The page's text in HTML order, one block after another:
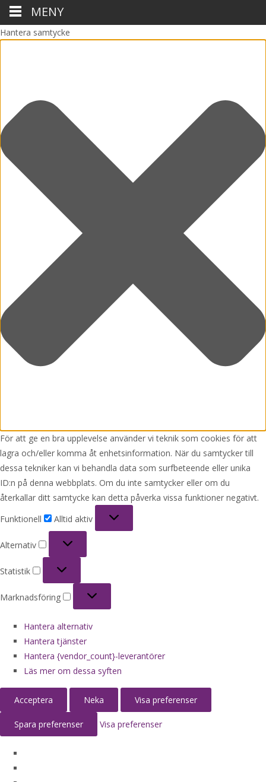
Hantera samtycke
För att ge en bra upplevelse använder vi teknik som cookies för att
lagra och/eller komma åt enhetsinformation. När du samtycker till
dessa tekniker kan vi behandla data som surfbeteende eller unika
ID:n på denna webbplats. Om du inte samtycker eller om du
återkallar ditt samtycke kan detta påverka vissa funktioner negativt.
Funktionell
Alltid aktiv
Alternativ
Statistik
Marknadsföring
Hantera alternativ
Hantera tjänster
Hantera {vendor_count}-leverantörer
Läs mer om dessa syften
Acceptera Neka Visa preferenser
Spara preferenser Visa preferenser
MENY